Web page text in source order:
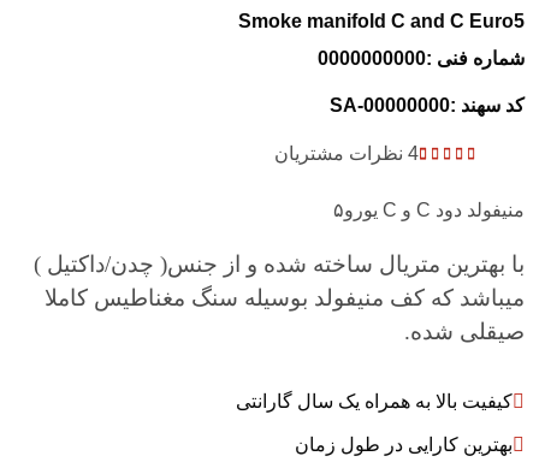
Smoke manifold C and C Euro5
شماره فنی :0000000000
کد سهند :SA-00000000
customer
rating
4 نظرات مشتریان
منیفولد دود C و C یورو۵
با بهترین متریال ساخته شده و از جنس( چدن/داکتیل )
میباشد که کف منیفولد بوسیله سنگ مغناطیس کاملا
صیقلی شده.
کیفیت بالا به همراه یک سال گارانتی
بهترین کارایی در طول زمان